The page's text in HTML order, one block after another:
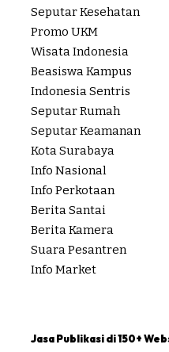
Seputar Kesehatan
Promo UKM
Wisata Indonesia
Beasiswa Kampus
Indonesia Sentris
Seputar Rumah
Seputar Keamanan
Kota Surabaya
Info Nasional
Info Perkotaan
Berita Santai
Berita Kamera
Suara Pesantren
Info Market
Jasa Publikasi di 150+